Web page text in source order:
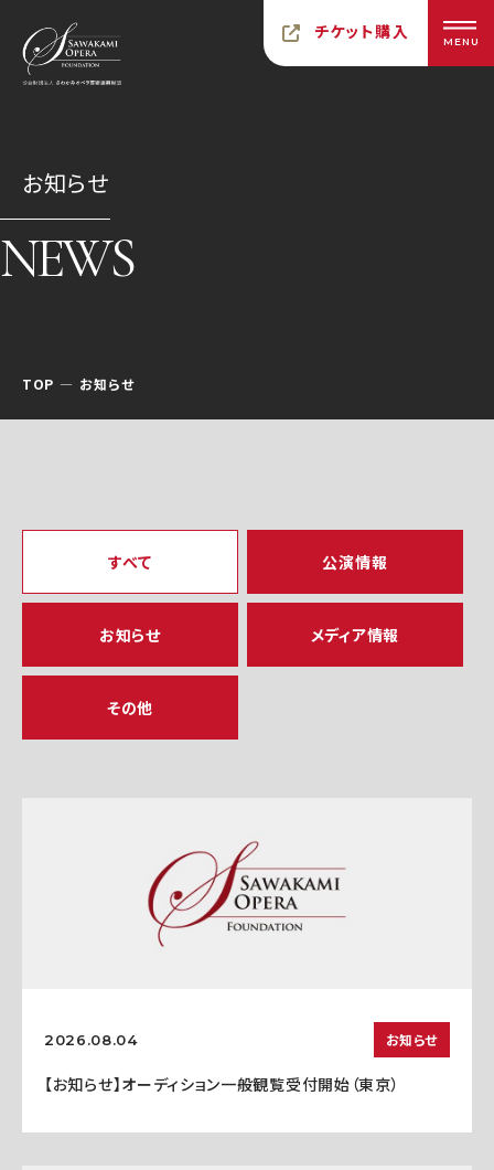
チケット購入 MENU
お知らせ
NEWS
TOP お知らせ
すべて 公演情報
お知らせ メディア情報
その他
2026.08.04 お知らせ
【お知らせ】オーディション一般観覧受付開始（東京）